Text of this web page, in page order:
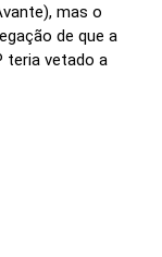
mas o
de que a
teria vetado a